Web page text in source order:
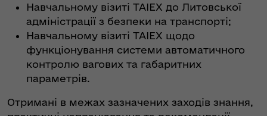
Навчальному візиті TAIEX до Литовської
адміністрації з безпеки на транспорті;
Навчальному візиті TAIEX щодо
функціонування системи автоматичного
контролю вагових та габаритних
параметрів.
Отримані в межах зазначених заходів знання,